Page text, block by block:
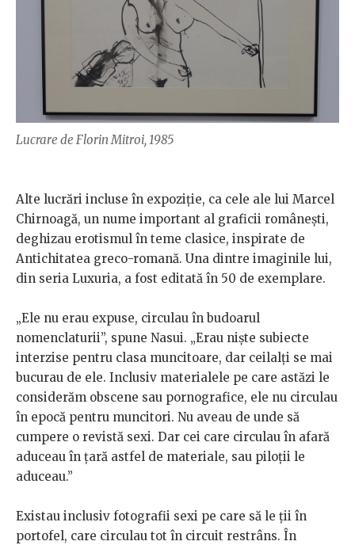
Lucrare de Florin Mitroi, 1985
Alte lucrări incluse în expoziție, ca cele ale lui Marcel
Chirnoagă, un nume important al graficii românești,
deghizau erotismul în teme clasice, inspirate de
Antichitatea greco-romană. Una dintre imaginile lui,
din seria Luxuria, a fost editată în 50 de exemplare.
„Ele nu erau expuse, circulau în budoarul
nomenclaturii”, spune Nasui. „Erau niște subiecte
interzise pentru clasa muncitoare, dar ceilalți se mai
bucurau de ele. Inclusiv materialele pe care astăzi le
considerăm obscene sau pornografice, ele nu circulau
în epocă pentru muncitori. Nu aveau de unde să
cumpere o revistă sexi. Dar cei care circulau în afară
aduceau în țară astfel de materiale, sau piloții le
aduceau.”
Existau inclusiv fotografii sexi pe care să le ții în
portofel, care circulau tot în circuit restrâns. În